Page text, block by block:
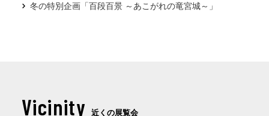
冬の特別企画「百段百景 ～あこがれの竜宮城～」
Vicinity 近くの展覧会